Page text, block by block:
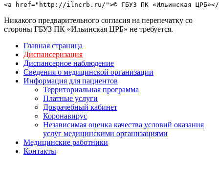
<a href="http://ilncrb.ru/">© ГБУЗ ПК «Ильинская ЦРБ»</
Никакого предварительного согласия на перепечатку со
стороны ГБУЗ ПК «Ильинская ЦРБ» не требуется.
Главная страница
Диспансеризация
Диспансерное наблюдение
Сведения о медицинской организации
Информация для пациентов
Территориальная программа
Платные услуги
Доврачебный кабинет
Коронавирус
Независимая оценка качества условий оказания
услуг медицинскими организациями
Медицинские работники
Контакты